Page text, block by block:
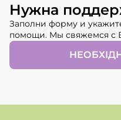
Нужна
Заполни форму и
помощи. Мы свяжемся с